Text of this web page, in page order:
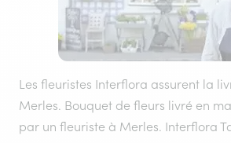
Les fleuristes Interflora assurent la
Merles. Bouquet de fleurs livré en
par un fleuriste à Merles. Interflora